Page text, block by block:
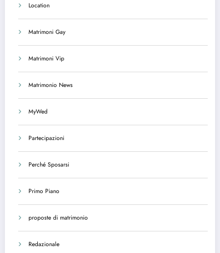
Location
Matrimoni Gay
Matrimoni Vip
Matrimonio News
MyWed
Partecipazioni
Perché Sposarsi
Primo Piano
proposte di matrimonio
Redazionale